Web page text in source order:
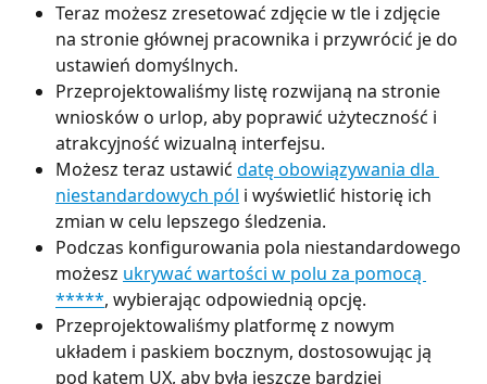
Teraz możesz zresetować zdjęcie w tle i zdjęcie
na stronie głównej pracownika i przywrócić je do
ustawień domyślnych.
Przeprojektowaliśmy listę rozwijaną na stronie
wniosków o urlop, aby poprawić użyteczność i
atrakcyjność wizualną interfejsu.
Możesz teraz ustawić datę obowiązywania dla
niestandardowych pól i wyświetlić historię ich
zmian w celu lepszego śledzenia.
Podczas konfigurowania pola niestandardowego
możesz ukrywać wartości w polu za pomocą
*****, wybierając odpowiednią opcję.
Przeprojektowaliśmy platformę z nowym
układem i paskiem bocznym, dostosowując ją
pod kątem UX, aby była jeszcze bardziej